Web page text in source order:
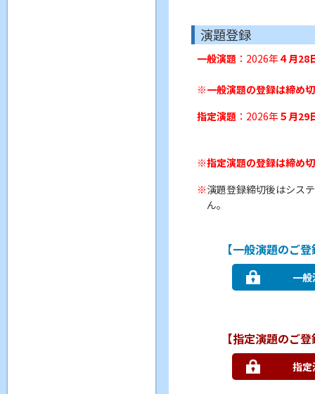
演題登録
一般演題 ：2026年４月28
※一般演題の登録は締め
指定演題 ：2026年５月29
※指定演題の登録は締め
演題登録締切後はシス
ん。
【一般演題のご
一
【指定演題のご
指定